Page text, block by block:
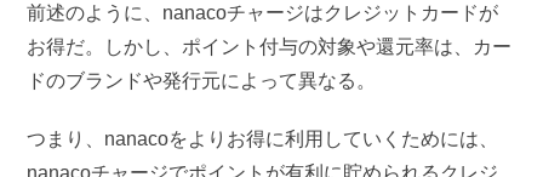
前述のように、nanacoチャージはクレジットカードが
お得だ。しかし、ポイント付与の対象や還元率は、カー
ドのブランドや発行元によって異なる。
つまり、nanacoをよりお得に利用していくためには、